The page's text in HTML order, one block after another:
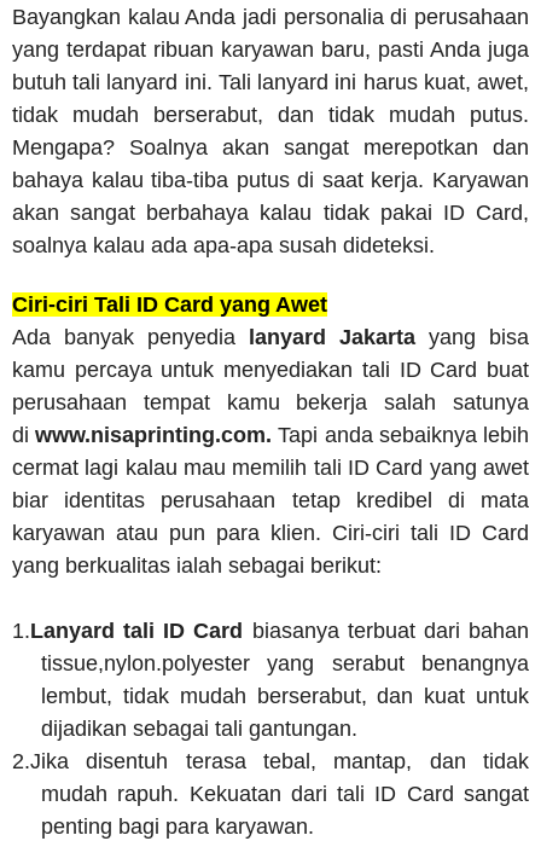
Bayangkan kalau Anda jadi personalia di perusahaan
yang terdapat ribuan karyawan baru, pasti Anda juga
butuh tali lanyard ini. Tali lanyard ini harus kuat, awet,
tidak mudah berserabut, dan tidak mudah putus.
Mengapa? Soalnya akan sangat merepotkan dan
bahaya kalau tiba-tiba putus di saat kerja. Karyawan
akan sangat berbahaya kalau tidak pakai ID Card,
soalnya kalau ada apa-apa susah dideteksi.
Ciri-ciri Tali ID Card yang Awet
Ada banyak penyedia
lanyard Jakarta yang bisa
kamu percaya untuk menyediakan tali ID Card buat
perusahaan tempat kamu bekerja salah satunya
di www.nisaprinting.com. Tapi anda sebaiknya lebih
cermat lagi kalau mau memilih tali ID Card yang awet
biar identitas perusahaan tetap kredibel di mata
karyawan atau pun para klien. Ciri-ciri tali ID Card
yang berkualitas ialah sebagai berikut:
1.Lanyard tali ID Card
biasanya terbuat dari bahan
tissue,nylon.polyester yang serabut benangnya
lembut, tidak mudah berserabut, dan kuat untuk
dijadikan sebagai tali gantungan.
2.Jika disentuh terasa tebal, mantap, dan tidak
mudah rapuh. Kekuatan dari tali ID Card sangat
penting bagi para karyawan.